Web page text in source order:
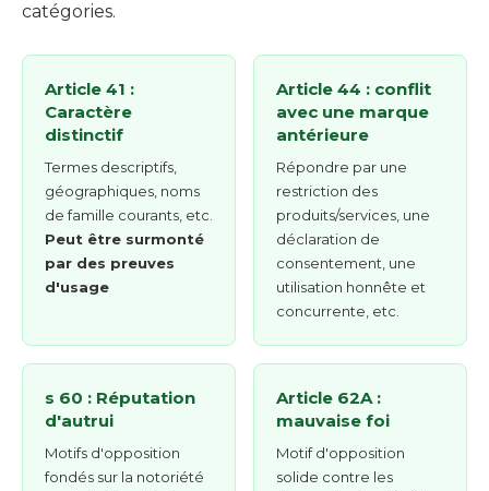
catégories.
Article 41 :
Caractère
distinctif
Termes descriptifs,
géographiques, noms
de famille courants, etc.
Peut être surmonté
par des preuves
d'usage
Article 44 : conflit
avec une marque
antérieure
Répondre par une
restriction des
produits/services, une
déclaration de
consentement, une
utilisation honnête et
concurrente, etc.
s 60 : Réputation
d'autrui
Motifs d'opposition
fondés sur la notoriété
Article 62A :
mauvaise foi
Motif d'opposition
solide contre les